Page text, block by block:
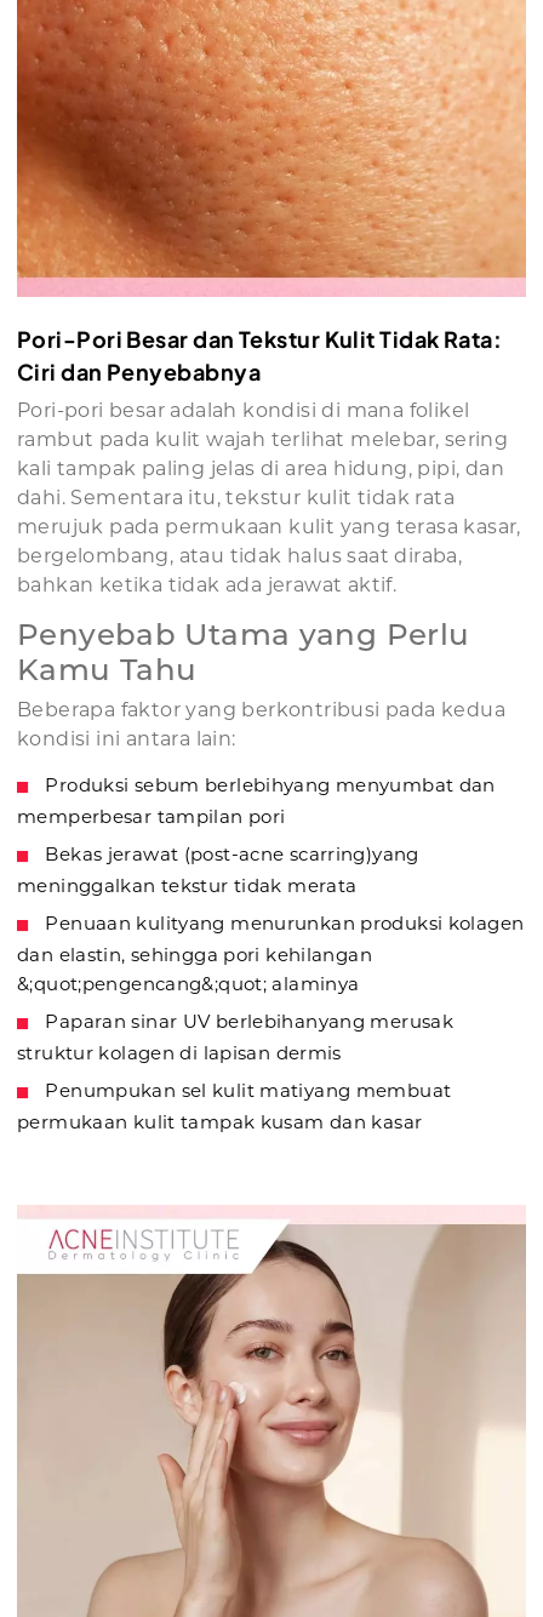
Pori-Pori Besar dan Tekstur Kulit Tidak Rata:
Ciri dan Penyebabnya
Pori-pori besar adalah kondisi di mana folikel
rambut pada kulit wajah terlihat melebar, sering
kali tampak paling jelas di area hidung, pipi, dan
dahi. Sementara itu, tekstur kulit tidak rata
merujuk pada permukaan kulit yang terasa kasar,
bergelombang, atau tidak halus saat diraba,
bahkan ketika tidak ada jerawat aktif.
Penyebab Utama yang Perlu
Kamu Tahu
Beberapa faktor yang berkontribusi pada kedua
kondisi ini antara lain:
Produksi sebum berlebihyang menyumbat dan
memperbesar tampilan pori
Bekas jerawat (post-acne scarring)yang
meninggalkan tekstur tidak merata
Penuaan kulityang menurunkan produksi kolagen
dan elastin, sehingga pori kehilangan
&;quot;pengencang&;quot; alaminya
Paparan sinar UV berlebihanyang merusak
struktur kolagen di lapisan dermis
Penumpukan sel kulit matiyang membuat
permukaan kulit tampak kusam dan kasar